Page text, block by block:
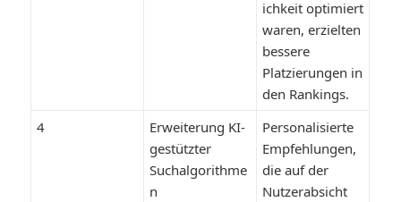
ichkeit optimiert
waren, erzielten
bessere
Platzierungen in
den Rankings.
4
Erweiterung KI-
gestützter
Suchalgorithme
n
Personalisierte
Empfehlungen,
die auf der
Nutzerabsicht